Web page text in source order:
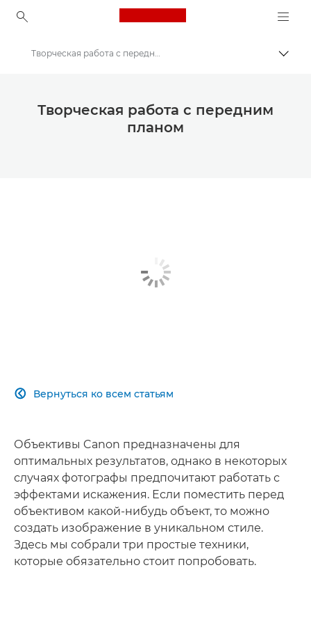
Canon Logo, back to
Конкурс «A Sense of Scale» в Canon Club
Творческая работа с передним планом
Творческая работа с передним
планом
Вернуться ко всем статьям

Объективы Canon предназначены для
оптимальных результатов, однако в некоторых
случаях фотографы предпочитают работать с
эффектами искажения. Если поместить перед
объективом какой-нибудь объект, то можно
создать изображение в уникальном стиле.
Здесь мы собрали три простые техники,
которые обязательно стоит попробовать.